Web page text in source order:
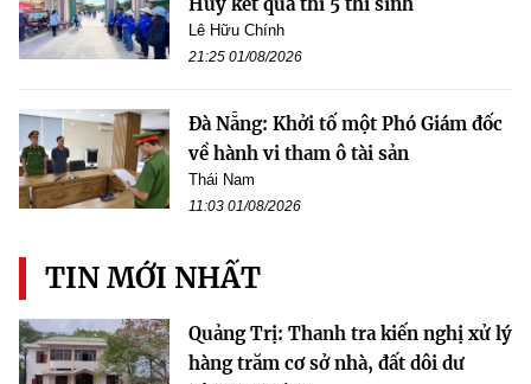
Lê Hữu Chính
21:25 01/08/2026
Đà Nẵng: Khởi tố một Phó Giám đốc
về hành vi tham ô tài sản
Thái Nam
11:03 01/08/2026
TIN MỚI NHẤT
Quảng Trị: Thanh tra kiến nghị xử lý
hàng trăm cơ sở nhà, đất dôi dư